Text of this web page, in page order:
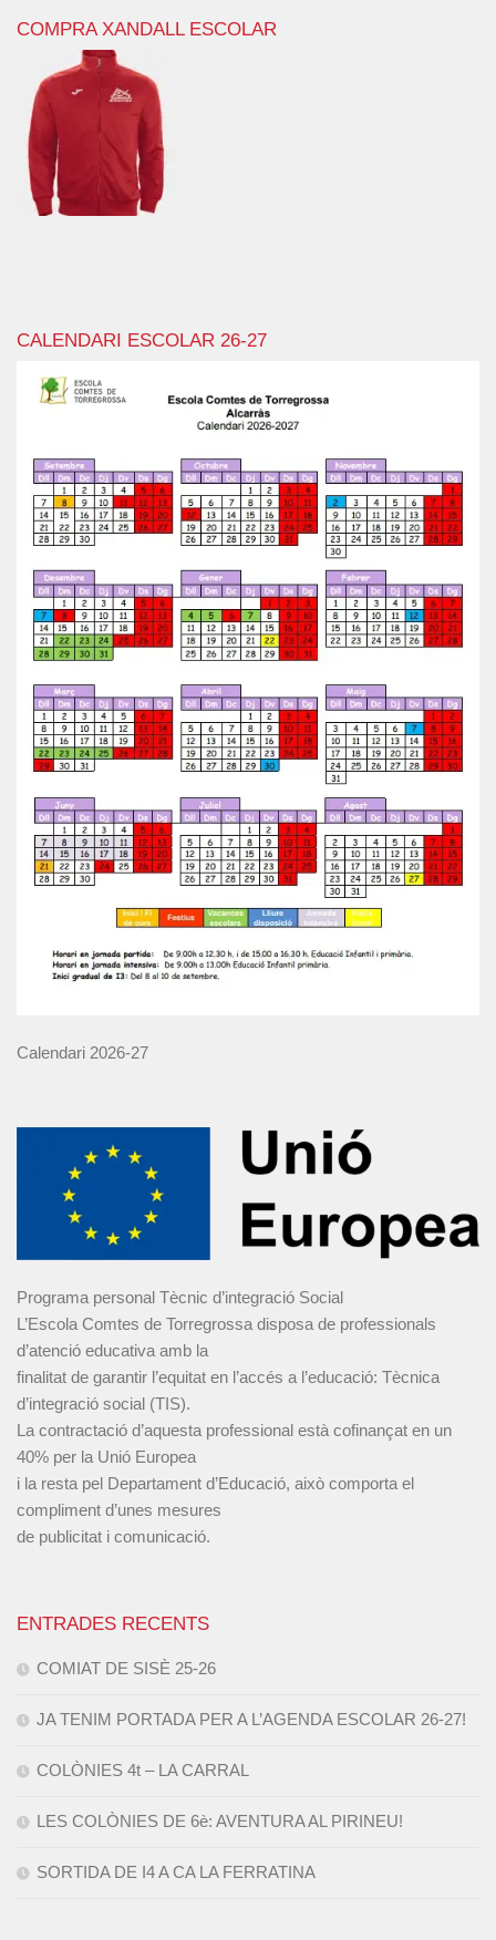
COMPRA XANDALL ESCOLAR
CALENDARI ESCOLAR 26-27
Calendari 2026-27
Programa personal Tècnic d’integració Social
L’Escola Comtes de Torregrossa disposa de professionals
d’atenció educativa amb la
finalitat de garantir l’equitat en l’accés a l’educació: Tècnica
d’integració social (TIS).
La contractació d’aquesta professional està cofinançat en un
40% per la Unió Europea
i la resta pel Departament d’Educació, això comporta el
compliment d’unes mesures
de publicitat i comunicació.
ENTRADES RECENTS
COMIAT DE SISÈ 25-26
JA TENIM PORTADA PER A L’AGENDA ESCOLAR 26-27!
COLÒNIES 4t – LA CARRAL
LES COLÒNIES DE 6è: AVENTURA AL PIRINEU!
SORTIDA DE I4 A CA LA FERRATINA